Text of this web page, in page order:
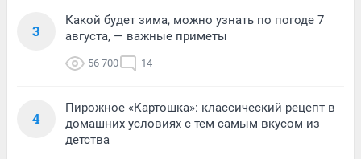
3
Какой будет зима, можно узнать по погоде 7
августа, — важные приметы
56 700 14
4
Пирожное «Картошка»: классический рецепт в
домашних условиях с тем самым вкусом из
детства